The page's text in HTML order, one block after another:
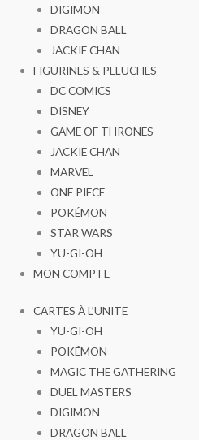
DIGIMON
DRAGON BALL
JACKIE CHAN
FIGURINES & PELUCHES
DC COMICS
DISNEY
GAME OF THRONES
JACKIE CHAN
MARVEL
ONE PIECE
POKÉMON
STAR WARS
YU-GI-OH
MON COMPTE
CARTES À L’UNITE
YU-GI-OH
POKÉMON
MAGIC THE GATHERING
DUEL MASTERS
DIGIMON
DRAGON BALL